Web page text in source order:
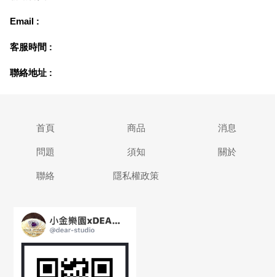
Email :
客服時間 :
聯絡地址 :
首頁 商品 消息
問題 須知 關於
聯絡 隱私權政策